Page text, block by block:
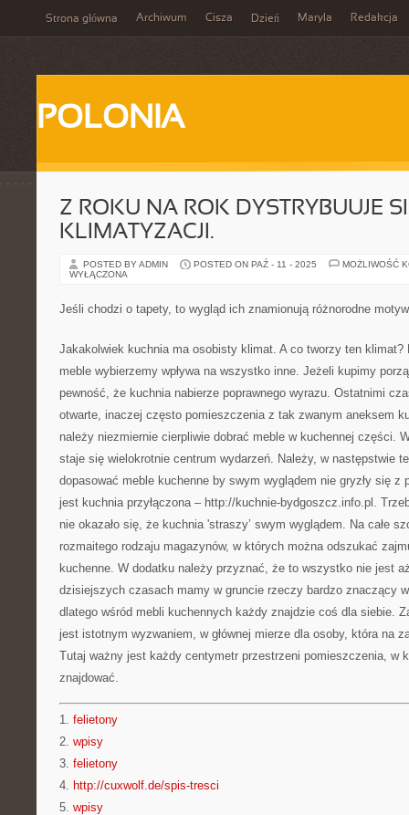
Strona główna Archiwum Cisza Dzień Maryla Redakcja
POLONIA
Z ROKU NA ROK DYSTRYBUUJE
KLIMATYZACJI.
POSTED BY ADMIN POSTED ON PAŹ - 11 - 2025
MOŻLIWOŚĆ
WYŁĄCZONA
Jeśli chodzi o tapety, to wygląd ich znamionują różnorodne
Jakakolwiek kuchnia ma osobisty klimat. A co tworzy ten klimat?
meble wybierzemy wpływa na wszystko inne. Jeżeli kupimy
pewność, że kuchnia nabierze poprawnego wyrazu. Ostatnimi
otwarte, inaczej często pomieszczenia z tak zwanym aneksem
należy niezmiernie cierpliwie dobrać meble w kuchennej części.
staje się wielokrotnie centrum wydarzeń. Należy, w następstwie
dopasować meble kuchenne by swym wyglądem nie gryzły się z
jest kuchnia przyłączona – http://kuchnie-bydgoszcz.info.pl.
nie okazało się, że kuchnia 'straszy’ swym wyglądem. Na całe
rozmaitego rodzaju magazynów, w których można odszukać
kuchenne. W dodatku należy przyznać, że to wszystko nie jest
dzisiejszych czasach mamy w gruncie rzeczy bardzo znaczący
dlatego wśród mebli kuchennych każdy znajdzie coś dla siebie.
jest istotnym wyzwaniem, w głównej mierze dla osoby, która na
Tutaj ważny jest każdy centymetr przestrzeni pomieszczenia, w
znajdować.
1. felietony
2. wpisy
3. felietony
4. http://cuxwolf.de/spis-tresci
5. wpisy